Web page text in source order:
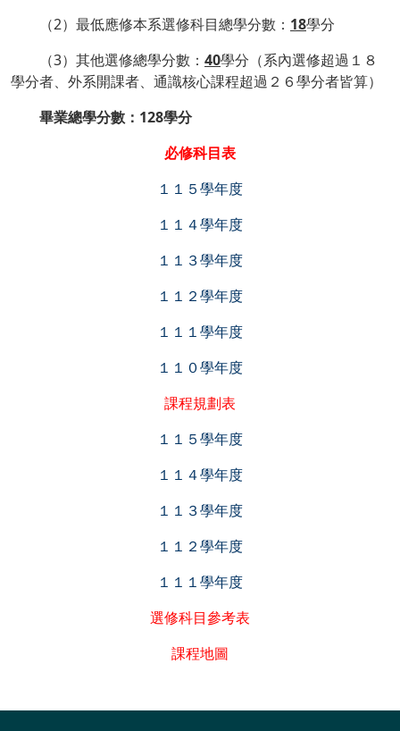
（2）最低應修本系選修科目總學分數： 18學分
（3）其他選修總學分數： 40學分（系內選修超過１８
學分者、外系開課者、通識核心課程超過２６學分者皆算）
畢業總學分數：128學分
必修科目表
１１５學年度
１１４學年度
１１３學年度
１１２學年度
１１１學年度
１１０學年度
課程規劃表
１１５學年度
１１４學年度
１１３學年度
１１２學年度
１１１學年度
選修科目參考表
課程地圖